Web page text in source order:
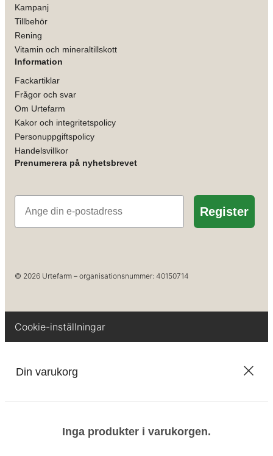
Kampanj
Tillbehör
Rening
Vitamin och mineraltillskott
Information
Fackartiklar
Frågor och svar
Om Urtefarm
Kakor och integritetspolicy
Personuppgiftspolicy
Handelsvillkor
Prenumerera på nyhetsbrevet
E-post
Register
© 2026 Urtefarm – organisationsnummer: 40150714
Cookie-inställningar
Din varukorg
Inga produkter i varukorgen.